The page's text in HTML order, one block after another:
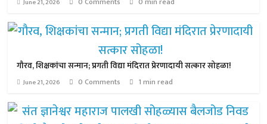
June 21, 2026
गौरव, शिक्षकांचा सन्मान; प्रगती विद्या मंदिरात प्रेरणादायी सत्कार सोहळा!
June 21, 2026 0 Comments 1 min read